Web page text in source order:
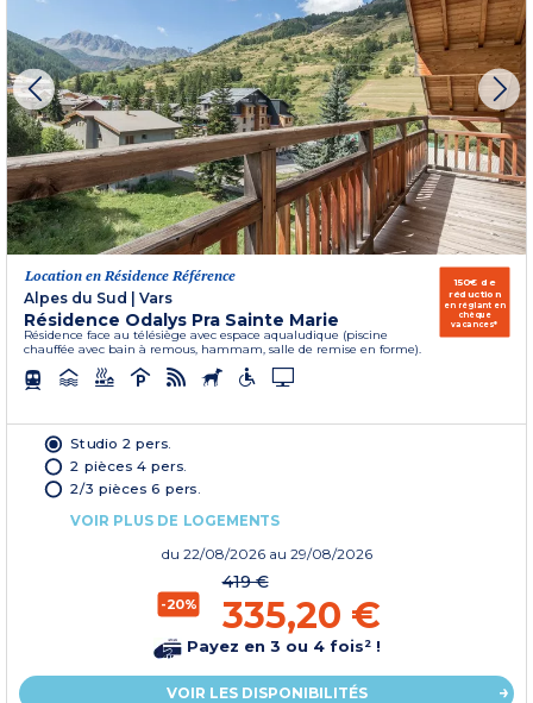
Location en Résidence Référence
Alpes du Sud | Vars
Résidence Odalys Pra Sainte Marie
Résidence face au télésiège avec espace aqualudique (piscine
chauffée avec bain à remous, hammam, salle de remise en forme).
150€ de
réduction
en réglant en
chèque
vacances*
Studio 2 pers.
2 pièces 4 pers.
2/3 pièces 6 pers.
VOIR PLUS DE LOGEMENTS
du 22/08/2026 au 29/08/2026
-20%
419 €
335,20 €
Payez en 3 ou 4 fois² !
VOIR LES DISPONIBILITÉS